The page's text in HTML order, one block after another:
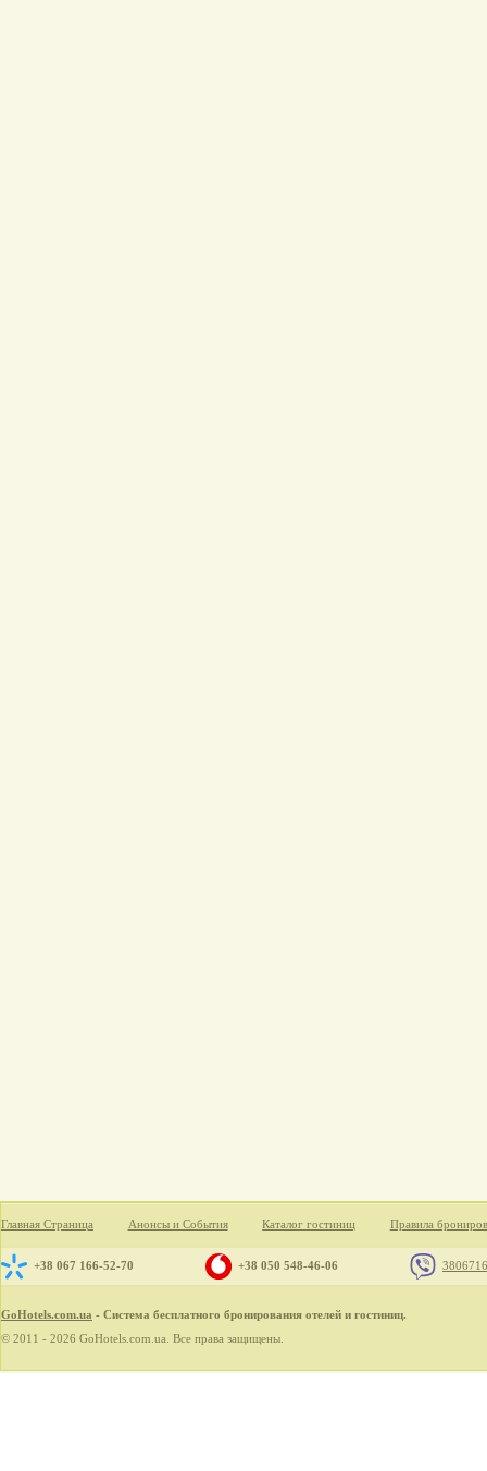
Главная Страница Анонсы и События Каталог гостиниц Правила
+38 067 166-52-70 +38 050 548-46-06
GoHotels.com.ua - Система бесплатного бронирования отелей и гостиниц.
© 2011 - 2026 GoHotels.com.ua. Все права защищены.